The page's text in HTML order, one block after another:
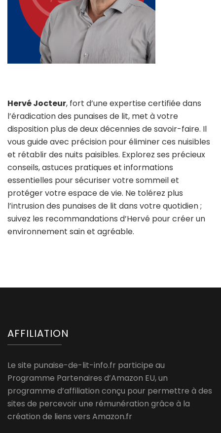
Hervé Jocteur, fort d’une expertise certifiée dans
l’éradication des punaises de lit, met à votre
disposition plus de deux décennies de savoir-faire. Il
vous guide avec précision pour éliminer ces nuisibles
et rétablir des nuits paisibles. Explorez ses précieux
conseils, astuces pratiques et informations
essentielles pour sécuriser votre sommeil et
protéger votre espace de vie. Ne tolérez plus
l’intrusion des punaises de lit dans votre quotidien ;
suivez les recommandations d’Hervé pour créer un
environnement sain et agréable.
AFFILIATION
Le site punaise-de-lit-info.fr participe au
Programme Partenaires d’Amazon EU, un
programme d’affiliation conçu pour permettre à des
sites de percevoir une rémunération grâce à la
création de liens vers Amazon.fr